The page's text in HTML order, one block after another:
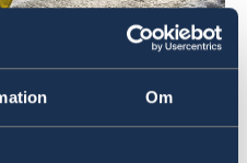
Om
a Suécia
abrangente de